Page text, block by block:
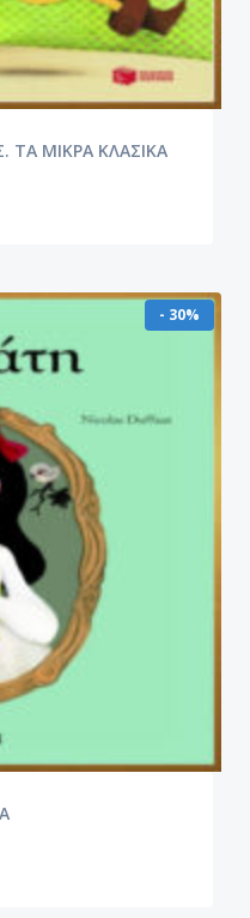
ΜΙΚΡΑ ΚΛΑΣΙΚΑ
- 30%